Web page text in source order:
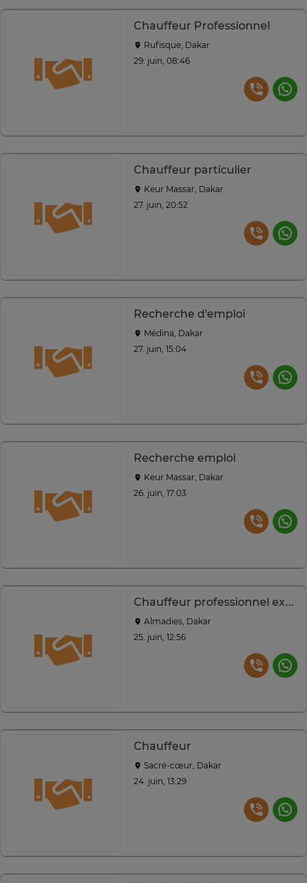
Chauffeur Professionnel
Rufisque, Dakar
29. juin, 08:46
Chauffeur particulier
Keur Massar, Dakar
27. juin, 20:52
Recherche d'emploi
Médina, Dakar
27. juin, 15:04
Recherche emploi
Keur Massar, Dakar
26. juin, 17:03
Chauffeur professionnel expérimenté – Dakar
Almadies, Dakar
25. juin, 12:56
Chauffeur
Sacré-cœur, Dakar
24. juin, 13:29